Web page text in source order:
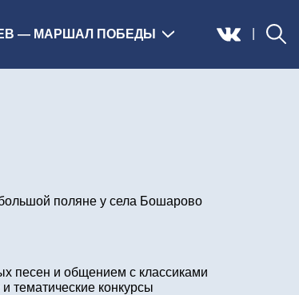
— МАРШАЛ ПОБЕДЫ
поляне у села Бошарово
песен и общением с классиками
тематические конкурсы